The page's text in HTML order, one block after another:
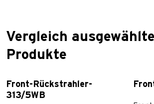
Vergleich
Produkte
Front-Rückstrahler-
313/5WB